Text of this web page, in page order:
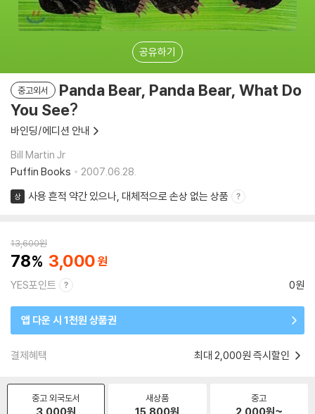
공유하기
중고외서
Panda Bear, Panda Bear, What Do
You See?
바인딩/에디션 안내
Bill Martin Jr
Puffin Books
2007.06.28.
상 사용 흔적 약간 있으나, 대체적으로 손상 없는 상품
13,600원
78 3,000
YES포인트 0원
앱 다운 시 1천원 상품권
결제혜택 최대 2,000원 즉시할인
중고 외국도서
3,000원
새상품
15,800원
중고
2,000원~